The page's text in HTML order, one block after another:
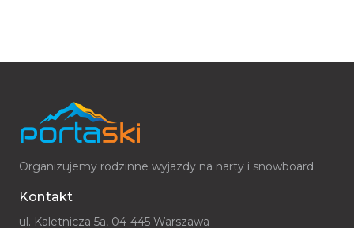
Organizujemy rodzinne wyjazdy na narty i snowboard
Kontakt
ul. Kaletnicza 5a, 04-445 Warszawa